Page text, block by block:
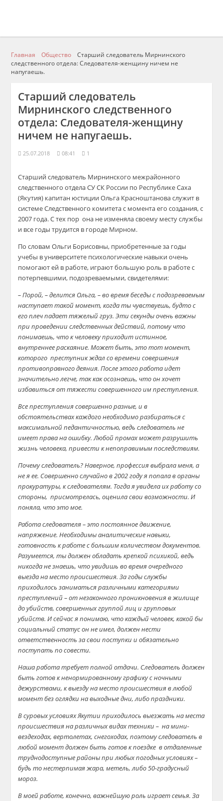
Главная Общество
Старший следователь Мирнинского
следственного отдела: Следователя-женщину ничем не
напугаешь.
Старший следователь
Мирнинского следственного
отдела: Следователя-женщину
ничем не напугаешь.
25.07.2018 08:41 1
Старший следователь Мирнинского межрайонного
следственного отдела СУ СК России по Республике Саха
(Якутия) капитан юстиции Ольга Красноштанова служит в
системе Следственного комитета с момента его создания, с
2007 года. С тех пор она не изменяла своему месту службы
и все годы трудится в городе Мирном.
По словам Ольги Борисовны, приобретенные за годы
учебы в университете психологические навыки очень
помогают ей в работе, играют большую роль в работе с
потерпевшими, подозреваемыми, свидетелями:
– Порой, – делится Ольга, – во время беседы с подозреваемым
наступает такой момент, когда ты чувствуешь, будто с
его плеч падает тяжелый груз. Эти секунды очень важны
при проведении следственных действий, потому что
понимаешь, что к человеку приходит истинное,
внутреннее раскаяние. Может быть, это тот момент,
которого преступник ждал со времени совершения
противоправного деяния. После этого работа идет
значительно легче, так как осознаешь, что он хочет
избавиться от тяжести совершенного им преступления.
Все преступления совершенно разные, и в
обстоятельствах каждого необходимо разбираться с
максимальной педантичностью, ведь следователь не
имеет права на ошибку. Любой промах может разрушить
жизнь человека, привести к непоправимым последствиям.
Почему следователь? Наверное, профессия выбрала меня, а
не я ее. Совершенно случайно в 2002 году я попала в органы
прокуратуры, к следователям. Тогда я увидела их работу со
стороны, присмотрелась, оценила свои возможности. И
поняла, что это мое.
Работа следователя – это постоянное движение,
напряжение. Необходимы аналитические навыки,
готовность к работе с большим количеством документов.
Разумеется, ты должен обладать крепкой психикой, ведь
никогда не знаешь, что увидишь во время очередного
выезда на место происшествия. За годы службы
приходилось заниматься различными категориями
преступлений – от незаконного проникновения в жилище
до убийств, совершенных группой лиц и групповых
убийств. И сейчас я понимаю, что каждый человек, какой бы
социальный статус он не имел, должен нести
ответственность за свои поступки и обязательно
поступать по совести.
Наша работа требует полной отдачи. Следователь должен
быть готов к ненормированному графику с ночными
дежурствами, к выезду на место происшествия в любой
момент без оглядки на выходные дни, либо праздники.
В суровых условиях Якутии приходилось выезжать на места
происшествия на различных видах техники – на мини-
вездеходах, вертолетах, снегоходах, поэтому следователь в
любой момент должен быть готов к поездке в отдаленные
труднодоступные районы при любых погодных условиях –
будь то нестерпимая жара, метель, либо 50-градусный
мороз.
В моей работе, конечно, важнейшую роль играет семья. За